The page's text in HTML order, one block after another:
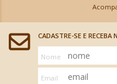
CADASTRE-SE E
Nome
Email